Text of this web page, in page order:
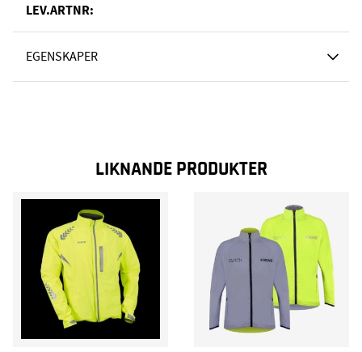
LEV.ARTNR:
EGENSKAPER
LIKNANDE PRODUKTER